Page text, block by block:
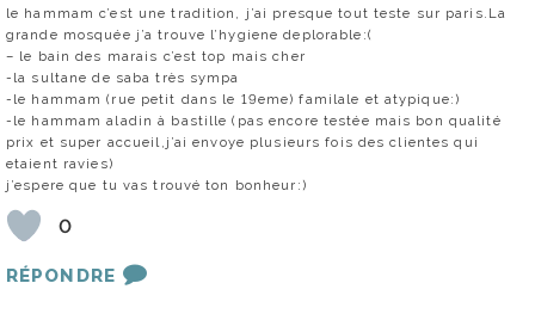
le hammam c’est une tradition, j’ai presque tout teste sur paris.La
grande mosquée j’a trouve l’hygiene deplorable:(
– le bain des marais c’est top mais cher
-la sultane de saba très sympa
-le hammam (rue petit dans le 19eme) familale et atypique:)
-le hammam aladin à bastille (pas encore testée mais bon qualité
prix et super accueil,j’ai envoye plusieurs fois des clientes qui
etaient ravies)
j’espere que tu vas trouvé ton bonheur:)
0
RÉPONDRE